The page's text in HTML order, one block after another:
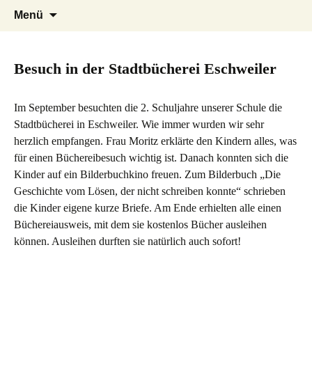
EGS Stadtmitte Eschweiler
Herzlich willkommen auf der Internetseite
der Evangelischen Grundschule Stadtmitte
Menü
Besuch in der Stadtbücherei Eschweiler
Im September besuchten die 2. Schuljahre unserer Schule die
Stadtbücherei in Eschweiler. Wie immer wurden wir sehr
herzlich empfangen. Frau Moritz erklärte den Kindern alles, was
für einen Büchereibesuch wichtig ist. Danach konnten sich die
Kinder auf ein Bilderbuchkino freuen. Zum Bilderbuch „Die
Geschichte vom Lösen, der nicht schreiben konnte“ schrieben
die Kinder eigene kurze Briefe. Am Ende erhielten alle einen
Büchereiausweis, mit dem sie kostenlos Bücher ausleihen
können. Ausleihen durften sie natürlich auch sofort!